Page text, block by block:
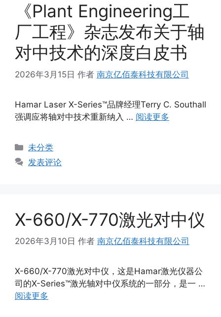
《Plant Engineering工
厂工程》杂志发布关于轴
对中技术的深度白皮书
2026年3月15日 作者 南京亿佰泰科技有限公司
Hamar Laser X-Series™品牌经理Terry C. Southall
强调应将轴对中技术重新纳入 … 阅读更多
分
类
未分类
发表评论
X-660/X-770激光对中仪
2026年3月10日 作者 南京亿佰泰科技有限公司
X-660/X-770激光对中仪，这是Hamar激光仪器公
司的X-Series™激光轴对中仪系统的一部分，是一 …
阅读更多